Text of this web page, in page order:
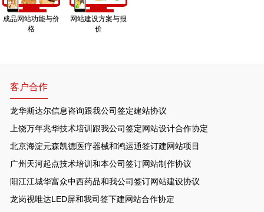
成品网站功能与价
格
网站建设方案与报
价
客户合作
龙华斯达尔信息咨询跟我公司签定建站协议
上饶万年兆华技术培训跟我公司签定网站设计合作协定
北京海淀元森凯德医疗器械和鸿运通签订建网站项目
广州天河起点技术培训和本公司签订网站制作协议
阳江江城华富众中西药品和我公司签订网站建设协议
龙岗视唯达LED屏和我司签下建网站合作协定